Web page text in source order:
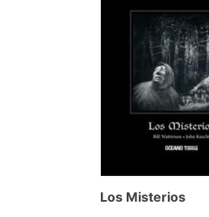
Los Misterios